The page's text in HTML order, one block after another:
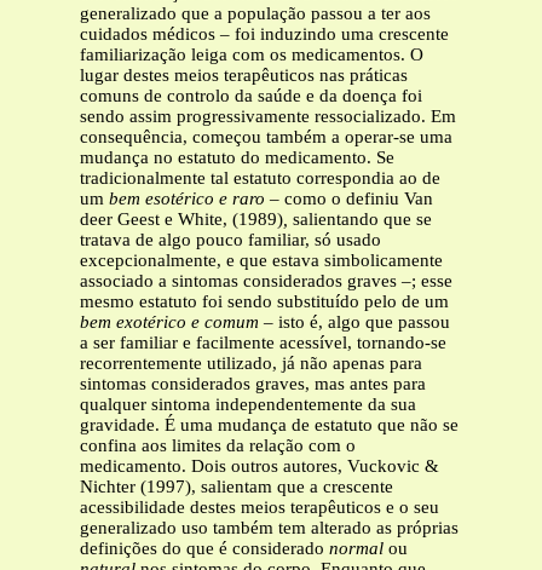
generalizado que a população passou a ter aos
cuidados médicos – foi induzindo uma crescente
familiarização leiga com os medicamentos. O
lugar destes meios terapêuticos nas práticas
comuns de controlo da saúde e da doença foi
sendo assim progressivamente ressocializado. Em
consequência, começou também a operar-se uma
mudança no estatuto do medicamento. Se
tradicionalmente tal estatuto correspondia ao de
um bem esotérico e raro – como o definiu Van
deer Geest e White, (1989), salientando que se
tratava de algo pouco familiar, só usado
excepcionalmente, e que estava simbolicamente
associado a sintomas considerados graves –; esse
mesmo estatuto foi sendo substituído pelo de um
bem exotérico e comum – isto é, algo que passou
a ser familiar e facilmente acessível, tornando-se
recorrentemente utilizado, já não apenas para
sintomas considerados graves, mas antes para
qualquer sintoma independentemente da sua
gravidade. É uma mudança de estatuto que não se
confina aos limites da relação com o
medicamento. Dois outros autores, Vuckovic &
Nichter (1997), salientam que a crescente
acessibilidade destes meios terapêuticos e o seu
generalizado uso também tem alterado as próprias
definições do que é considerado normal ou